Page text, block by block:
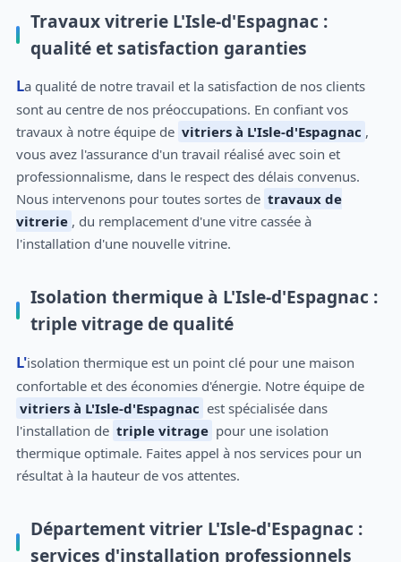
Travaux vitrerie L'Isle-d'Espagnac :
qualité et satisfaction garanties
La qualité de notre travail et la satisfaction de nos clients
sont au centre de nos préoccupations. En confiant vos
travaux à notre équipe de vitriers à L'Isle-d'Espagnac ,
vous avez l'assurance d'un travail réalisé avec soin et
professionnalisme, dans le respect des délais convenus.
Nous intervenons pour toutes sortes de travaux de
vitrerie , du remplacement d'une vitre cassée à
l'installation d'une nouvelle vitrine.
Isolation thermique à L'Isle-d'Espagnac :
triple vitrage de qualité
L'isolation thermique est un point clé pour une maison
confortable et des économies d'énergie. Notre équipe de
vitriers à L'Isle-d'Espagnac est spécialisée dans
l'installation de triple vitrage pour une isolation
thermique optimale. Faites appel à nos services pour un
résultat à la hauteur de vos attentes.
Département vitrier L'Isle-d'Espagnac :
services d'installation professionnels